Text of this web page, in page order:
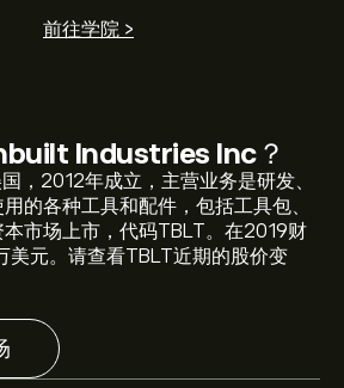
Industries Inc？
，2012年成立，主营业务是研发、
的各种工具和配件，包括工具包、
市场上市，代码TBLT。在2019财
美元。请查看TBLT近期的股价变
前往学院 >
Inc 的平均价格目标为‎$‎0.0110。
分析师预测及价格目标。
财务报告和预期增长对Toughbuilt
查看最新预测，了解未来价格走
Inc 市值为 (数据暂时不可用) 美元